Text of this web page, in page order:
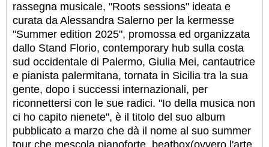
rassegna musicale, "Roots sessions" ideata e
curata da Alessandra Salerno per la kermesse
"Summer edition 2025", promossa ed organizzata
dallo Stand Florio, contemporary hub sulla costa
sud occidentale di Palermo, Giulia Mei, cantautrice
e pianista palermitana, tornata in Sicilia tra la sua
gente, dopo i successi internazionali, per
riconnettersi con le sue radici. "Io della musica non
ci ho capito nienete", è il titolo del suo album
pubblicato a marzo che dà il nome al suo summer